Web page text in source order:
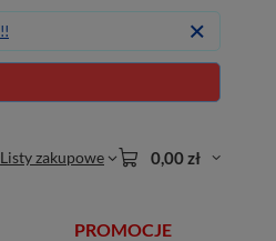
Listy zakupowe 0,00 zł
PROMOCJE